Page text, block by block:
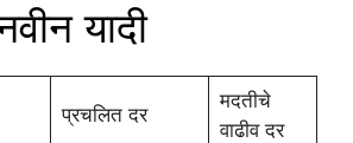
यादी
प्रचलित दर
मदतीचे
वाढीव दर